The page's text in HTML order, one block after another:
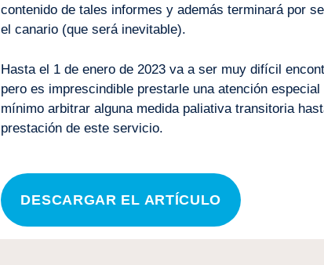
contenido de tales informes y además terminará por
el canario (que será inevitable).
Hasta el 1 de enero de 2023 va a ser muy difícil
pero es imprescindible prestarle una atención
mínimo arbitrar alguna medida paliativa transitoria
prestación de este servicio.
DESCARGAR EL ARTÍCULO